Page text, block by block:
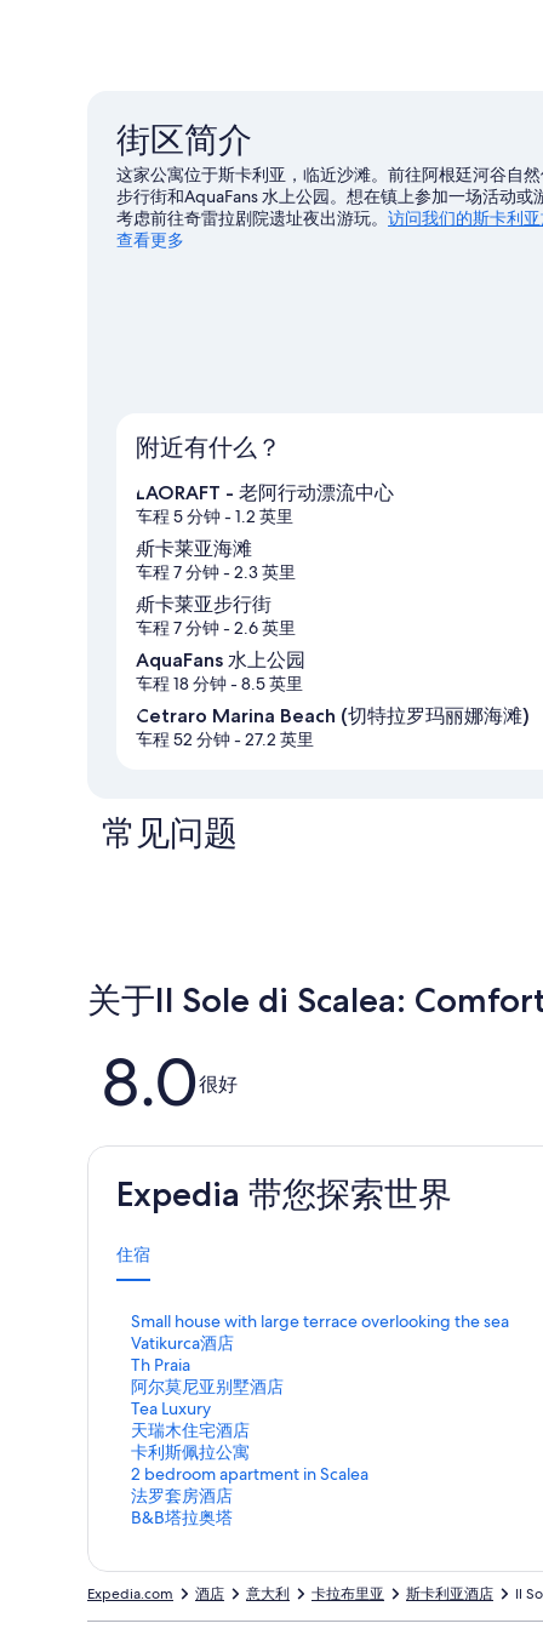
街区简介
这家公寓位于斯卡利亚，临近沙滩。前往阿根廷河谷自
步行街和AquaFans 水上公园。想在镇上参加一场活动
考虑前往奇雷拉剧院遗址夜出游玩。 访问我们的斯卡利
查看更多
附近有什么？
LAORAFT - 老阿行动漂流中心
车程 5 分钟- 1.2 英里
斯卡莱亚海滩
车程 7 分钟- 2.3 英里
斯卡莱亚步行街
车程 7 分钟- 2.6 英里
AquaFans 水上公园
车程 18 分钟- 8.5 英里
Cetraro Marina Beach (切特拉罗玛丽娜海滩)
车程 52 分钟- 27.2 英里
常见问题
关于Il Sole di Scalea:
点
评
8.0很好
Expedia 带您探索世界
住宿
Small house with large terrace overlooking the sea
打
开
S
m
a
l
l
h
o
u
i
Vatikurca酒店
打
开
V
a
t
i
k
u
r
店
Th Praia
打
开
T
h
P
r
a
i
的
阿尔莫尼亚别墅酒店
打
开
阿
尔
莫
尼
亚
店
Tea Luxury
打
开
T
e
a
L
r
天瑞木住宅酒店
打
开
天
瑞
木
店
卡利斯佩拉公寓
打
开
卡
利
公
2 bedroom apartment in Scalea
打
开
2
r
法罗套房酒店
打
开
房
B&B塔拉奥塔
打
B
Il
斯卡利亚酒店
卡拉布里亚
意大利
酒店
Expedia.com